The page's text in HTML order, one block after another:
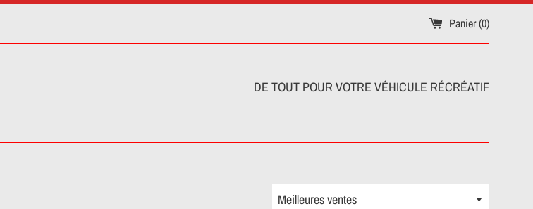
Panier (0)
DE TOUT POUR VOTRE VÉHICULE RÉCRÉATIF
Trier